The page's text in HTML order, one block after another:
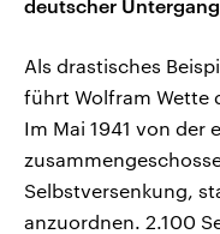
deutscher
Als drastisches
führt Wolfram Wette
Im Mai 1941 von der
Selbstversenkung,
anzuordnen. 2.100